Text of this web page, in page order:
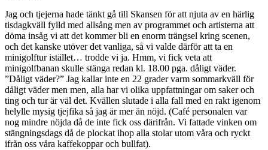
Jag och tjejerna hade tänkt gå till Skansen för att njuta av en härlig
tisdagkväll fylld med allsång men av programmet och artisterna att
döma insåg vi att det kommer bli en enorm trängsel kring scenen,
och det kanske utöver det vanliga, så vi valde därför att ta en
minigolftur istället… trodde vi ja. Hmm, vi fick veta att
minigolfbanan skulle stänga redan kl. 18.00 pga. dåligt väder.
”Dåligt väder?” Jag kallar inte en 22 grader varm sommarkväll för
dåligt väder men men, alla har vi olika uppfattningar om saker och
ting och tur är väl det. Kvällen slutade i alla fall med en rakt igenom
helylle mysig tjejfika så jag är mer än nöjd. (Café personalen var
nog mindre nöjda då de inte fick oss därifrån. Vi fattade vinken om
stängningsdags då de plockat ihop alla stolar utom våra och ryckt
ifrån oss våra kaffekoppar och bullfat).